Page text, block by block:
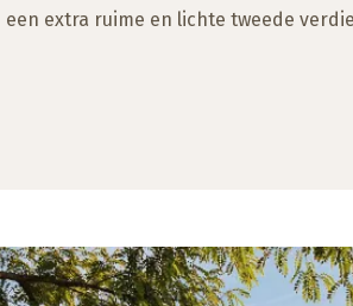
een extra ruime en lichte tweede